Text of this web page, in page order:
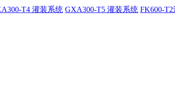
T4 灌装系统 GXA300-T5 灌装系统 FK600-